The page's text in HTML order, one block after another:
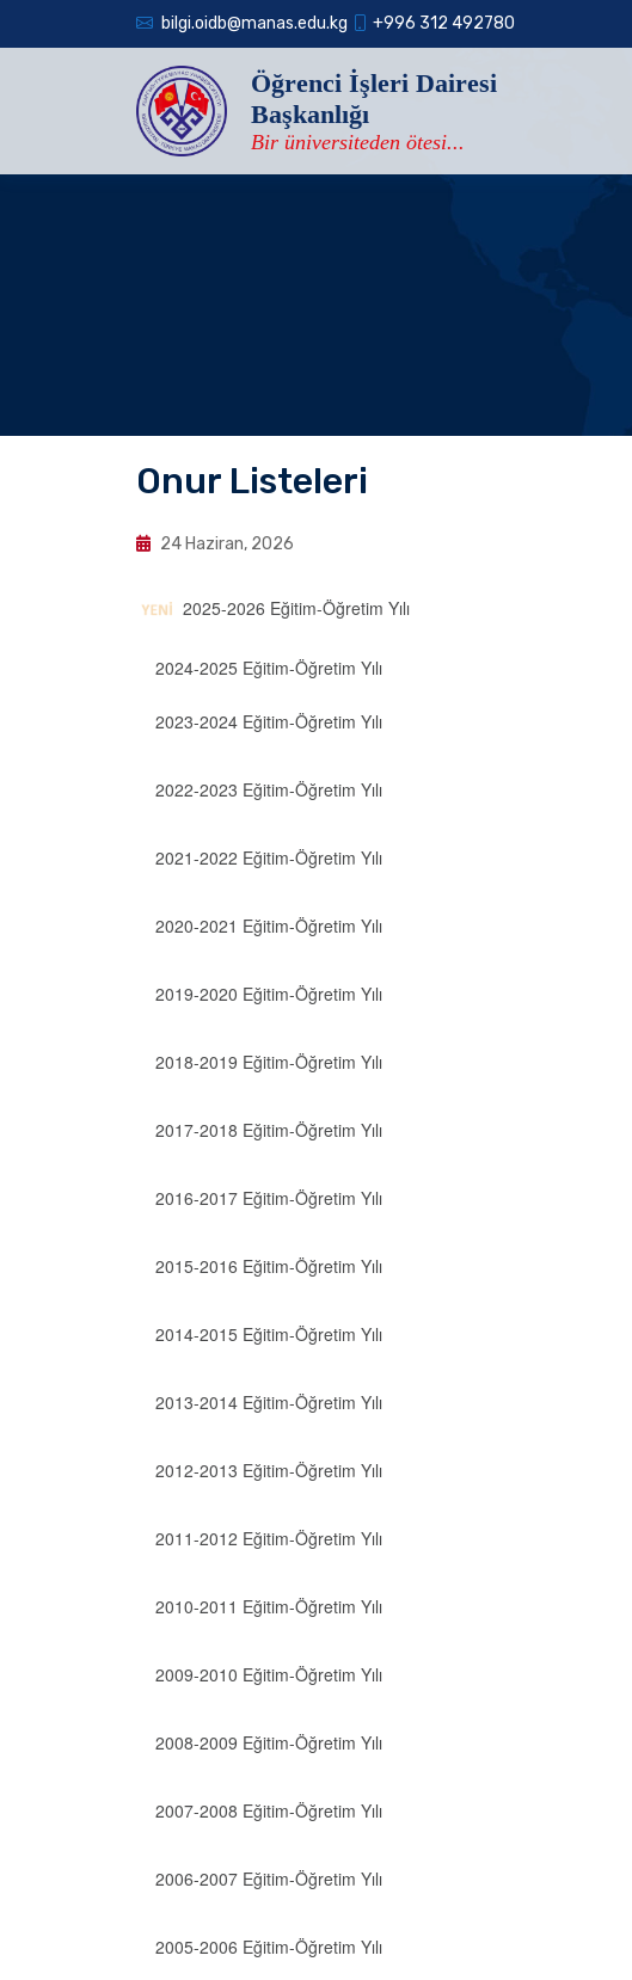
bilgi.oidb@manas.edu.kg +996 312 492780
Öğrenci İşleri Dairesi
Başkanlığı
Bir üniversiteden ötesi...
Onur Listeleri
24 Haziran, 2026
2025-2026 Eğitim-Öğretim Yılı
2024-2025 Eğitim-Öğretim Yılı
2023-2024 Eğitim-Öğretim Yılı
2022-2023 Eğitim-Öğretim Yılı
2021-2022 Eğitim-Öğretim Yılı
2020-2021 Eğitim-Öğretim Yılı
2019-2020 Eğitim-Öğretim Yılı
2018-2019 Eğitim-Öğretim Yılı
2017-2018 Eğitim-Öğretim Yılı
2016-2017 Eğitim-Öğretim Yılı
2015-2016 Eğitim-Öğretim Yılı
2014-2015 Eğitim-Öğretim Yılı
2013-2014 Eğitim-Öğretim Yılı
2012-2013 Eğitim-Öğretim Yılı
2011-2012 Eğitim-Öğretim Yılı
2010-2011 Eğitim-Öğretim Yılı
2009-2010 Eğitim-Öğretim Yılı
2008-2009 Eğitim-Öğretim Yılı
2007-2008 Eğitim-Öğretim Yılı
2006-2007 Eğitim-Öğretim Yılı
2005-2006 Eğitim-Öğretim Yılı